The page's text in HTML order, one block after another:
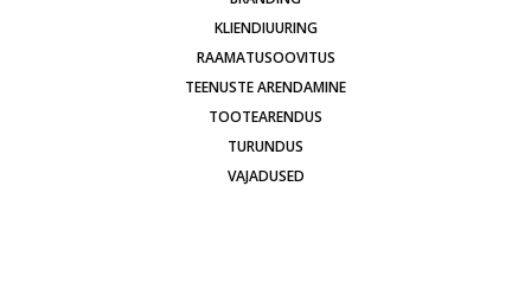
KLIENDIUURING
RAAMATUSOOVITUS
TEENUSTE ARENDAMINE
TOOTEARENDUS
TURUNDUS
VAJADUSED